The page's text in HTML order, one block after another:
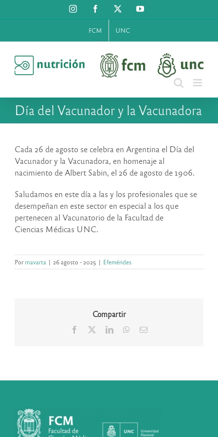
al
InstagramFacebook YouTube
FCM UNC
Día del Vacunador y la Vacunadora
Cada 26 de agosto se celebra en Argentina el Día del
Vacunador y la Vacunadora, en homenaje al
nacimiento de Albert Sabin, el 26 de agosto de 1906.
Saludamos en este día a las y los profesionales que se
desempeñan en este sector en especial a los que
pertenecen al Vacunatorio de la Facultad de
Ciencias Médicas UNC.
Porrnavarta | 26 agosto - 2025 | Efemérides
Compartir
Facebook LinkedInWhatsApp
Correo